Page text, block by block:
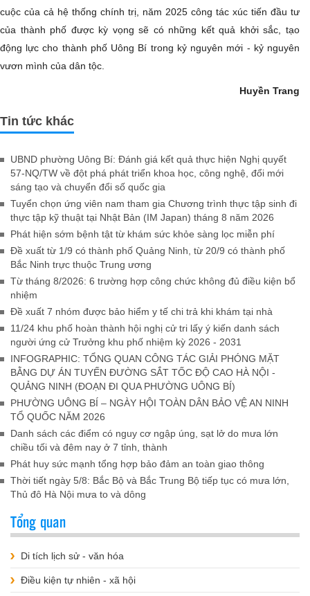
cuộc của cả hệ thống chính trị, năm 2025 công tác xúc tiến đầu tư
của thành phố được kỳ vọng sẽ có những kết quả khởi sắc, tạo
động lực cho thành phố Uông Bí trong kỷ nguyên mới - kỷ nguyên
vươn mình của dân tộc.
Huyền Trang
Tin tức khác
UBND phường Uông Bí: Đánh giá kết quả thực hiện Nghị quyết
57-NQ/TW về đột phá phát triển khoa học, công nghệ, đổi mới
sáng tạo và chuyển đổi số quốc gia
Tuyển chọn ứng viên nam tham gia Chương trình thực tập sinh đi
thực tập kỹ thuật tại Nhật Bản (IM Japan) tháng 8 năm 2026
Phát hiện sớm bệnh tật từ khám sức khỏe sàng lọc miễn phí
Đề xuất từ 1/9 có thành phố Quảng Ninh, từ 20/9 có thành phố
Bắc Ninh trực thuộc Trung ương
Từ tháng 8/2026: 6 trường hợp công chức không đủ điều kiện bổ
nhiệm
Đề xuất 7 nhóm được bảo hiểm y tế chi trả khi khám tại nhà
11/24 khu phố hoàn thành hội nghị cử tri lấy ý kiến danh sách
người ứng cử Trưởng khu phố nhiệm kỳ 2026 - 2031
INFOGRAPHIC: TỔNG QUAN CÔNG TÁC GIẢI PHÓNG MẶT
BẰNG DỰ ÁN TUYẾN ĐƯỜNG SẮT TỐC ĐỘ CAO HÀ NỘI -
QUẢNG NINH (ĐOẠN ĐI QUA PHƯỜNG UÔNG BÍ)
PHƯỜNG UÔNG BÍ – NGÀY HỘI TOÀN DÂN BẢO VỆ AN NINH
TỔ QUỐC NĂM 2026
Danh sách các điểm có nguy cơ ngập úng, sạt lở do mưa lớn
chiều tối và đêm nay ở 7 tỉnh, thành
Phát huy sức mạnh tổng hợp bảo đảm an toàn giao thông
Thời tiết ngày 5/8: Bắc Bộ và Bắc Trung Bộ tiếp tục có mưa lớn,
Thủ đô Hà Nội mưa to và dông
Tổng quan
Di tích lịch sử - văn hóa
Điều kiện tự nhiên - xã hội